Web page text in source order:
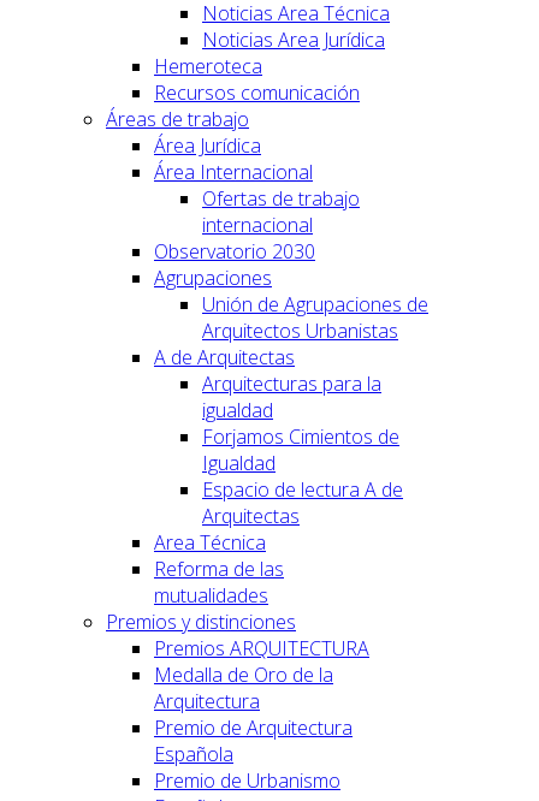
Noticias Area Técnica
Noticias Area Jurídica
Hemeroteca
Recursos comunicación
Áreas de trabajo
Área Jurídica
Área Internacional
Ofertas de trabajo
internacional
Observatorio 2030
Agrupaciones
Unión de Agrupaciones de
Arquitectos Urbanistas
A de Arquitectas
Arquitecturas para la
igualdad
Forjamos Cimientos de
Igualdad
Espacio de lectura A de
Arquitectas
Area Técnica
Reforma de las
mutualidades
Premios y distinciones
Premios ARQUITECTURA
Medalla de Oro de la
Arquitectura
Premio de Arquitectura
Española
Premio de Urbanismo